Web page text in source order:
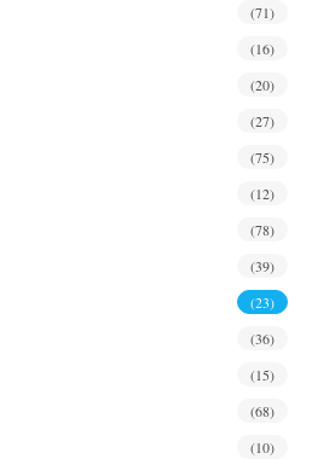
(71)
(16)
(20)
(27)
(75)
(12)
(78)
(39)
(23)
(36)
(15)
(68)
(10)